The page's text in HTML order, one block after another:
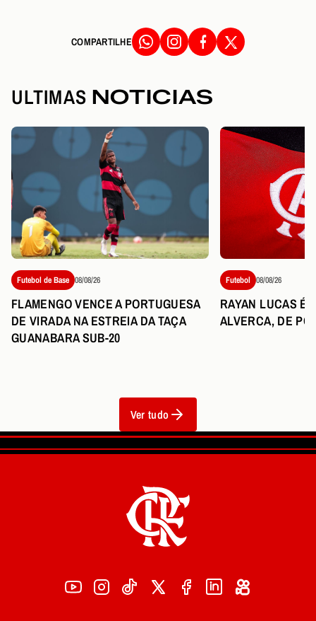
COMPARTILHE
ULTIMAS NOTICIAS
Futebol de Base 08/08/26
FLAMENGO VENCE A PORTUGUESA
DE VIRADA NA ESTREIA DA TAÇA
GUANABARA SUB-20
Futebol 08/08/26
RAYAN LUCAS É
ALVERCA, DE
Ver tudo